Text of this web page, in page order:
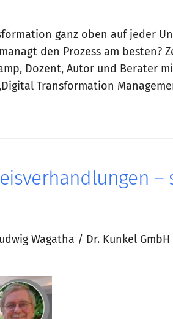
ganz oben auf jeder
den Prozess am besten?
Dozent, Autor und Berater
Transformation
–
Wagatha / Dr. Kunkel GmbH